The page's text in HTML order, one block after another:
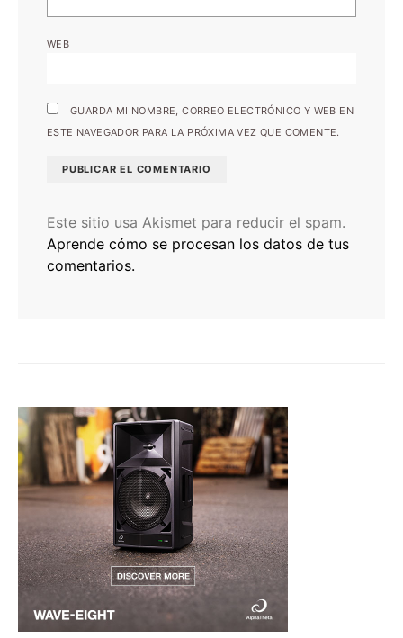
WEB
GUARDA MI NOMBRE, CORREO ELECTRÓNICO Y WEB EN
ESTE NAVEGADOR PARA LA PRÓXIMA VEZ QUE COMENTE.
Este sitio usa Akismet para reducir el spam.
Aprende cómo se procesan los datos de tus
comentarios.